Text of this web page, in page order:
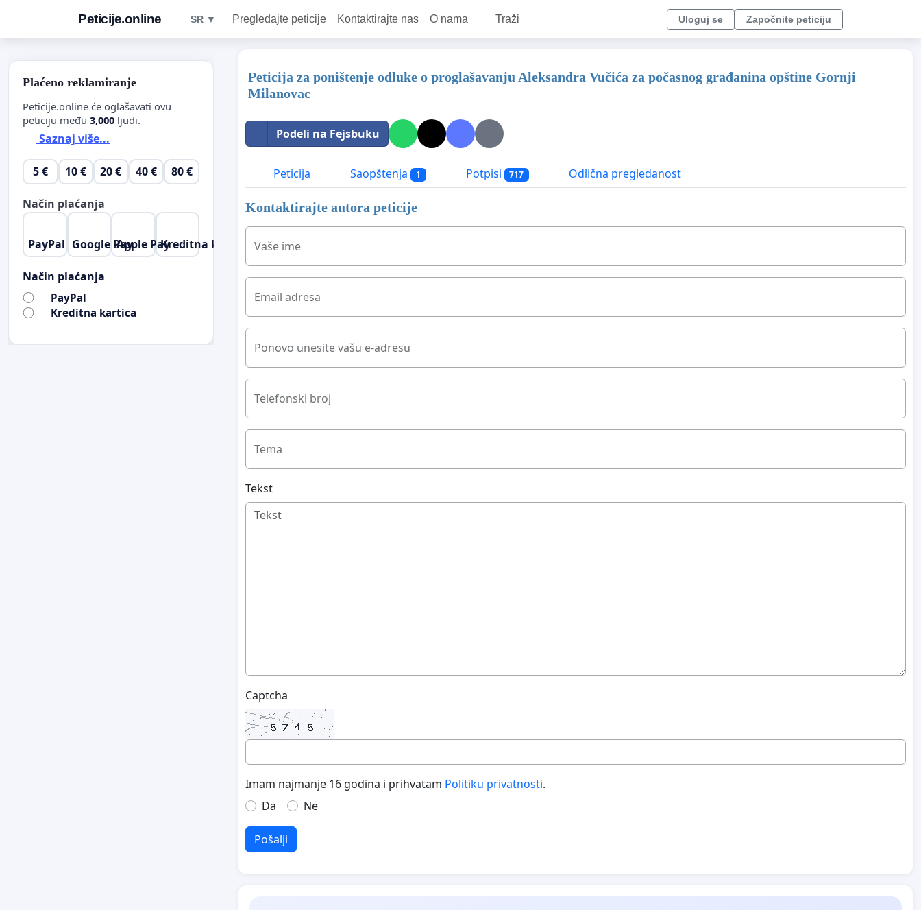
Peticije.online SR ▼ Pregledajte peticije Kontaktirajte nas O nama Traži Uloguj se Započnite peticiju
Peticija za poništenje odluke o proglašavanju Aleksandra Vučića za počasnog građanina opštine Gornji
Milanovac
Podeli na Fejsbuku
Peticija Saopštenja 1 Potpisi 717 Odlična pregledanost
Kontaktirajte autora peticije
Vaše ime
Email adresa
Ponovo unesite vašu e-adresu
Telefonski broj
Tema
Tekst
Captcha
Imam najmanje 16 godina i prihvatam Politiku privatnosti.
Da
Ne
Pošalji
Plaćeno reklamiranje
Peticije.online će oglašavati ovu
peticiju među 3,000 ljudi.
Saznaj više...
5 € 10 € 20 € 40 € 80 €
Način plaćanja
PayPal Google PayApple PayKreditna kartica
Način plaćanja
PayPal
Kreditna kartica